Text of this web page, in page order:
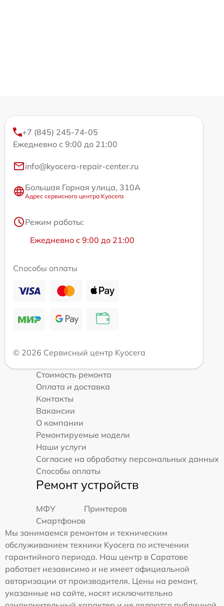
+7 (845) 245-74-05
Ежедневно с 9:00 до 21:00
info@kyocera-repair-center.ru
Большая Горная улица, 310А
Адрес сервисного центра Kyocera
Режим работы:
Ежедневно с 9:00 до 21:00
Способы оплаты
© 2026 Сервисный центр Kyocera
Стоимость ремонта
Оплата и доставка
Контакты
Вакансии
О компании
Ремонтируемые модели
Наши услуги
Согласие на обработку персональных данных
Способы оплаты
Ремонт устройств
МФУ
Принтеров
Смартфонов
Мы занимаемся ремонтом и техническим
обслуживанием техники Kyocera по истечении
гарантийного периода. Наш центр в Саратове
работает независимо и не имеет официальной
авторизации от производителя. Цены на ремонт,
указанные на сайте, носят исключительно